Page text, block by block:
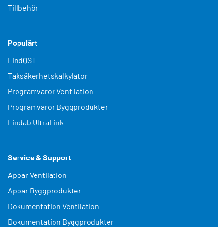
Tillbehör
Populärt
LindQST
Taksäkerhetskalkylator
Programvaror Ventilation
Programvaror Byggprodukter
Lindab UltraLink
Service & Support
Appar Ventilation
Appar Byggprodukter
Dokumentation Ventilation
Dokumentation Byggprodukter